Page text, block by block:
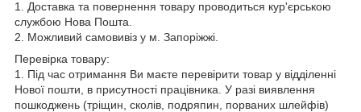
1. Доставка та повернення товару проводиться кур'єрською
службою Нова Пошта.
2. Можливий самовивіз у м. Запоріжжі.
Перевірка товару:
1. Під час отримання Ви маєте перевірити товар у відділенні
Нової пошти, в присутності працівника. У разі виявлення
пошкоджень (тріщин, сколів, подряпин, порваних шлейфів)